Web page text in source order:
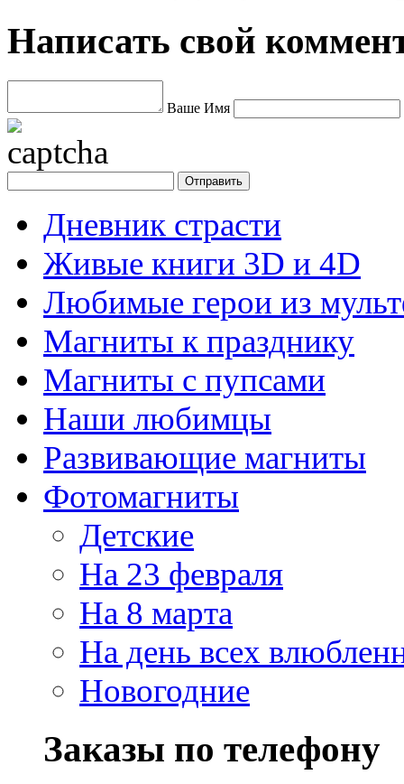
Написать свой
Ваше Имя
Дневник страсти
Живые книги 3D и 4D
Любимые герои из
Магниты к празднику
Магниты с пупсами
Наши любимцы
Развивающие магниты
Фотомагниты
Детские
На 23 февраля
На 8 марта
На день всех
Новогодние
Заказы по телефону